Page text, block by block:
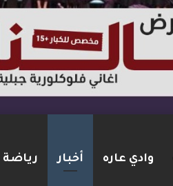
وادي عاره أخبار رياضة